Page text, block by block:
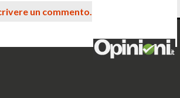
un commento.